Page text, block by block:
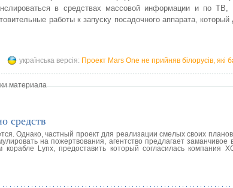
в средствах массовой информации и по
работы к запуску посадочного аппарата,
українська версія: Проект Mars One не прийняв білорусів,
материала
средств
Однако, частный проект для реализации смелых своих
на пожертвования, агентство предлагает заманчивое
корабле Lynx, предоставить который согласилась компания